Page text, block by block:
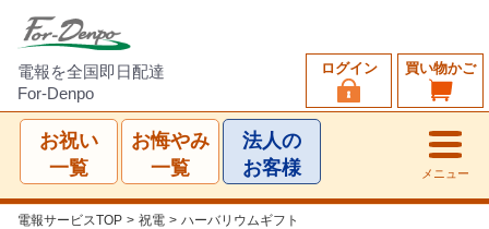
電報を全国即日配達
For-Denpo
買い物かご
ログイン
お祝い
一覧
お悔やみ
一覧
法人の
お客様
メニュー
電報サービスTOP > 祝電 > ハーバリウムギフト